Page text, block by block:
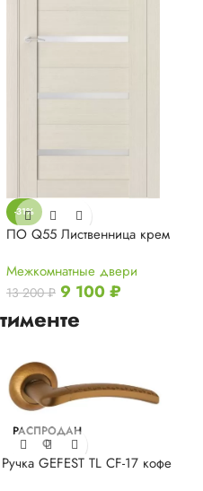
-31%
ПО Q55 Лиственница крем
Межкомнатные двери
13 200₽ 9 100₽
РАСПРОДАН
О
Ручка GEFEST TL CF-17 кофе